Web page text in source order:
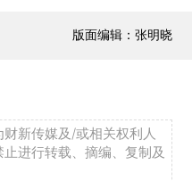
版面编辑：张明晓
新传媒及/或相关权利人
进行转载、摘编、复制及